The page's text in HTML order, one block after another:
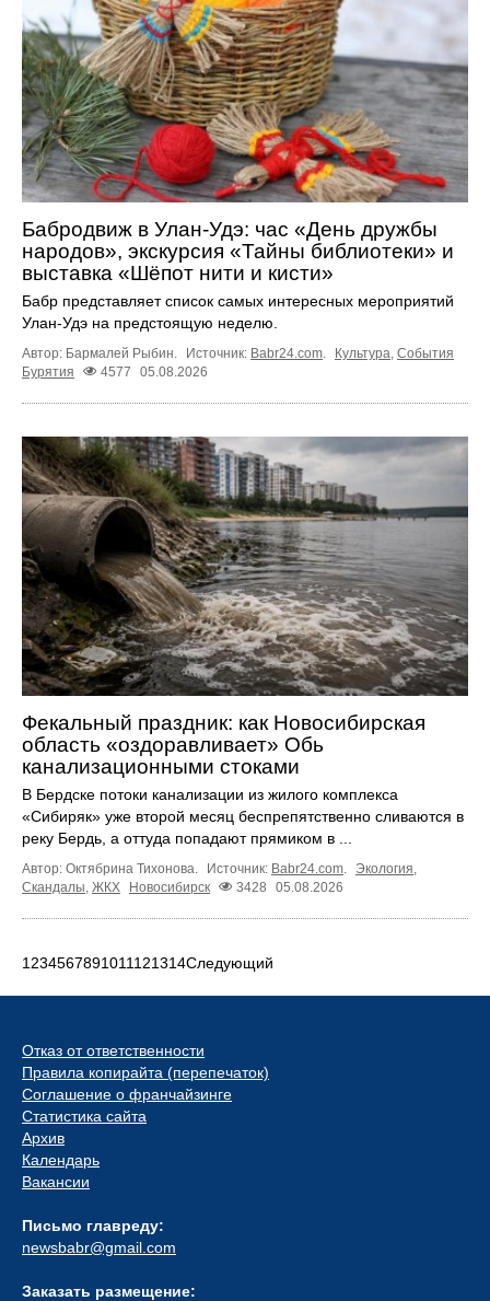
Бабродвиж в Улан-Удэ: час «День дружбы
народов», экскурсия «Тайны библиотеки» и
выставка «Шёпот нити и кисти»
Бабр представляет список самых интересных мероприятий
Улан-Удэ на предстоящую неделю.
Автор: Бармалей Рыбин. Источник: Babr24.com. Культура, События
Бурятия
4577 05.08.2026
Фекальный праздник: как Новосибирская
область «оздоравливает» Обь
канализационными стоками
В Бердске потоки канализации из жилого комплекса
«Сибиряк» уже второй месяц беспрепятственно сливаются в
реку Бердь, а оттуда попадают прямиком в ...
Автор: Октябрина Тихонова. Источник: Babr24.com. Экология,
Скандалы, ЖКХ Новосибирск 3428 05.08.2026
1 234567891011121314Следующий
Отказ от ответственности
Правила копирайта (перепечаток)
Соглашение о франчайзинге
Статистика сайта
Архив
Календарь
Вакансии
Письмо главреду:
newsbabr@gmail.com
Заказать размещение: